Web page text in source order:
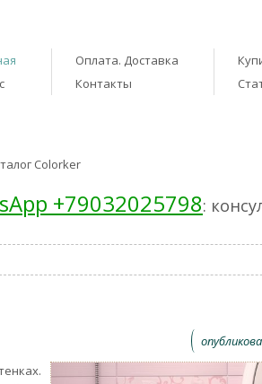
Оплата. Доставка
Контакты
Colorker
+79032025798: